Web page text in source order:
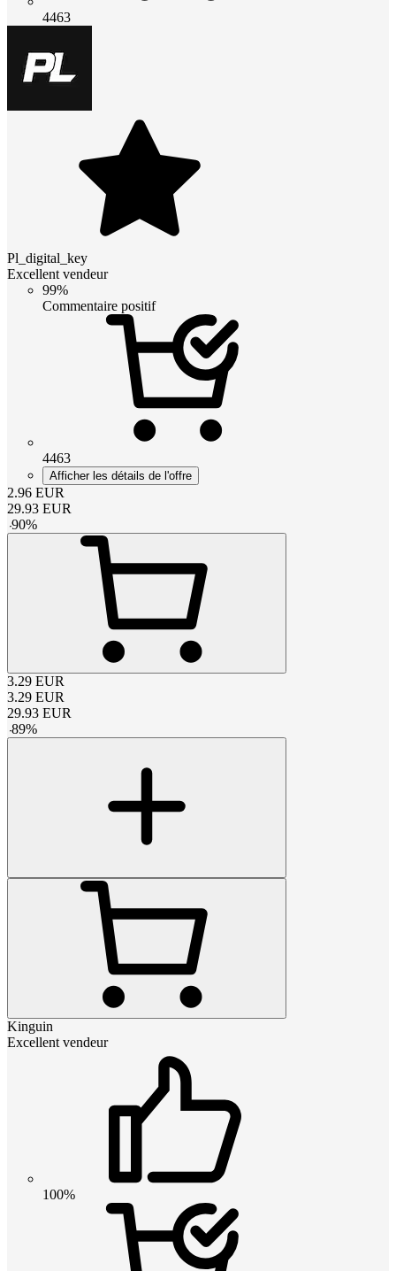
4463
Pl_digital_key
Excellent vendeur
99%
Commentaire positif
4463
Afficher les détails de l'offre
2.96 EUR
29.93 EUR
-90%
3.29 EUR
3.29 EUR
29.93 EUR
-89%
Kinguin
Excellent vendeur
100%